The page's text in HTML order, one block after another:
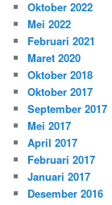
Oktober 2022
Mei 2022
Februari 2021
Maret 2020
Oktober 2018
Oktober 2017
September 2017
Mei 2017
April 2017
Februari 2017
Januari 2017
Desember 2016